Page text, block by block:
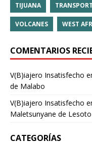
TIJUANA
VOLCANES WEST
COMENTARIOS
V(B)iajero Insatisfecho
de Malabo
V(B)iajero Insatisfecho
Maletsunyane de Lesoto
CATEGORÍAS